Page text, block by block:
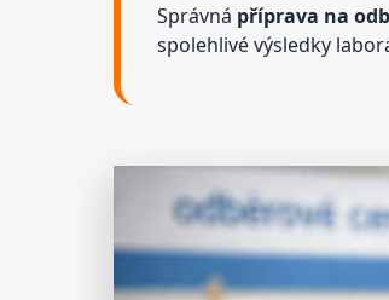
Správná příprava na
spolehlivé výsledky